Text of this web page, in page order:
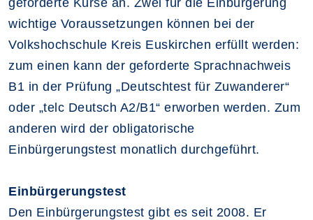
wichtige Voraussetzungen können bei der
Volkshochschule Kreis Euskirchen erfüllt werden:
zum einen kann der geforderte Sprachnachweis
B1 in der Prüfung „Deutschtest für Zuwanderer“
oder „telc Deutsch A2/B1“ erworben werden. Zum
anderen wird der obligatorische
Einbürgerungstest monatlich durchgeführt.
Einbürgerungstest
Den Einbürgerungstest gibt es seit 2008. Er